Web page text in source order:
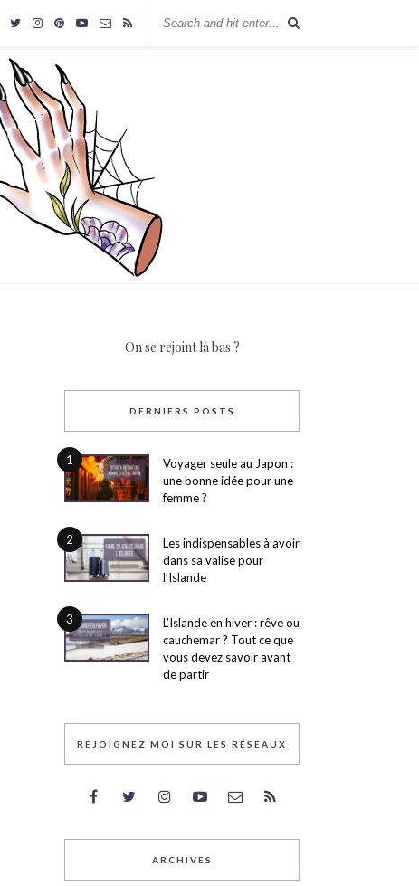
On se rejoint là bas ?
DERNIERS POSTS
1
Voyager seule au Japon :
une bonne idée pour une
femme ?
2
Les indispensables à avoir
dans sa valise pour
l’Islande
3
L’Islande en hiver : rêve ou
cauchemar ? Tout ce que
vous devez savoir avant
de partir
REJOIGNEZ MOI SUR LES RÉSEAUX
ARCHIVES